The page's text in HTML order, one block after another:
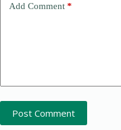
Add Comment *
Post Comment